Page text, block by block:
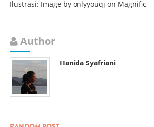
Ilustrasi: Image by onlyyouqj on Magnific
Author
Hanida Syafriani